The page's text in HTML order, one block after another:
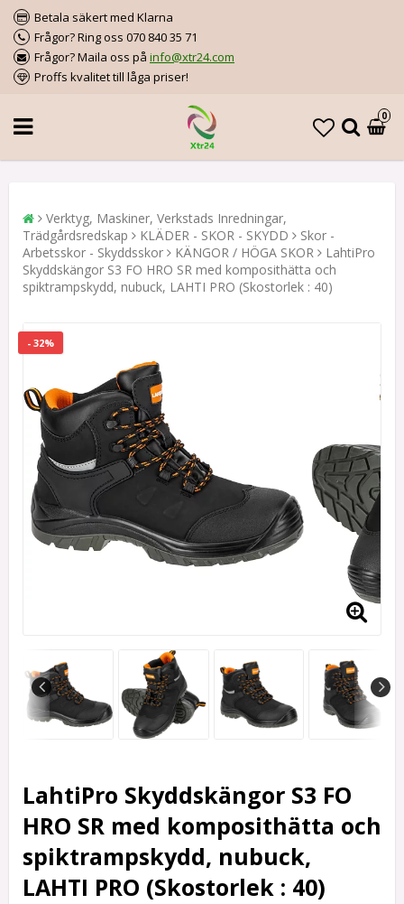
Betala säkert med Klarna
Frågor? Ring oss 070 840 35 71
Frågor? Maila oss på info@xtr24.com
Proffs kvalitet till låga priser!
0
Verktyg, Maskiner, Verkstads Inredningar,
Trädgårdsredskap
KLÄDER - SKOR - SKYDD
Skor -
Arbetsskor - Skyddsskor
KÄNGOR / HÖGA SKOR
LahtiPro
Skyddskängor S3 FO HRO SR med komposithätta och
spiktrampskydd, nubuck, LAHTI PRO (Skostorlek : 40)
- 32%
LahtiPro Skyddskängor S3 FO
HRO SR med komposithätta och
spiktrampskydd, nubuck,
LAHTI PRO (Skostorlek : 40)